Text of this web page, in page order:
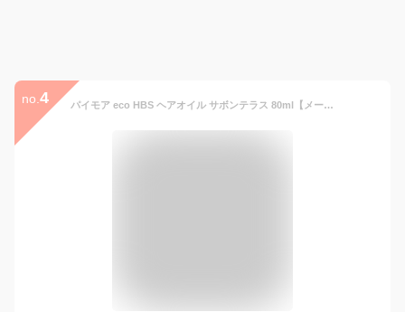
no. 4 パイモア eco HBS ヘアオイル サボンテラス 80ml【メール便は使えません】